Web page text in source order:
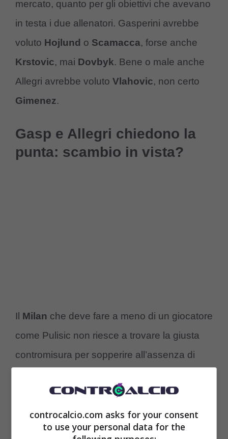
mercato, quanto per gli obiettivi che avevano
in testa i due allenatori. Gasperini avrebbe
voluto Hojlund o Scamacca, forse anche
Krstovic, mai Dovbyk. Bene o male anche
Allegri avrebbe voluto Vlahovic, non certo
Gimenez.
Gasp e Allegri chiedono la
punta: scambio in vista?
Il Milan che deve fare a meno di un giocatore
come Pulisic non riesce a trovare la giusta
contromisura per sopperire all’assenza di
che soprattutto conGimeneznon si riesce a
venirne a capo, per questo Allegri pressa
per avere un bomber a gennaio. Uno
controcalcio.com asks for your consent
to use your personal data for the